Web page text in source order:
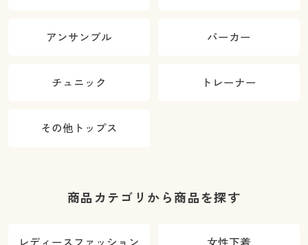
アンサンブル パーカー
チュニック トレーナー
その他トップス
商品カテゴリから商品を探す